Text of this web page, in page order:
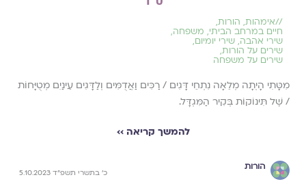
//אימהות, הורות,
חיים במרחב הביתי, משפחה,
שירי אהבה, שירי יומיום,
שירים על הורות,
שירים על משפחה
מִטָּתִי הָיְתָה מְלֵאָה נִתְחֵי דָּגִים / רַכִּים וַאֲדֻמִּים וְלַדָּגִים עֵינַיִם מְטֻיָּחוֹת
/ שֶׁל תִּינוֹקוֹת בְּקִיר הַמִּגְדָּל.
להמשך קריאה ››
הורות
כ׳ בתשרי תשפ״ד 5.10.2023